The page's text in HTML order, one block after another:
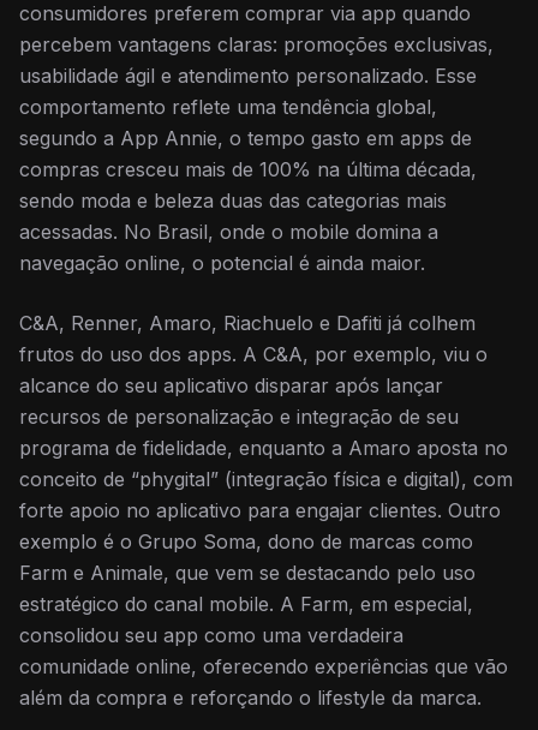
consumidores preferem comprar via app quando
percebem vantagens claras: promoções exclusivas,
usabilidade ágil e atendimento personalizado. Esse
comportamento reflete uma tendência global,
segundo a App Annie, o tempo gasto em apps de
compras cresceu mais de 100% na última década,
sendo moda e beleza duas das categorias mais
acessadas. No Brasil, onde o mobile domina a
navegação online, o potencial é ainda maior.
C&A, Renner, Amaro, Riachuelo e Dafiti já colhem
frutos do uso dos apps. A C&A, por exemplo, viu o
alcance do seu aplicativo disparar após lançar
recursos de personalização e integração de seu
programa de fidelidade, enquanto a Amaro aposta no
conceito de “phygital” (integração física e digital), com
forte apoio no aplicativo para engajar clientes. Outro
exemplo é o Grupo Soma, dono de marcas como
Farm e Animale, que vem se destacando pelo uso
estratégico do canal mobile. A Farm, em especial,
consolidou seu app como uma verdadeira
comunidade online, oferecendo experiências que vão
além da compra e reforçando o lifestyle da marca.